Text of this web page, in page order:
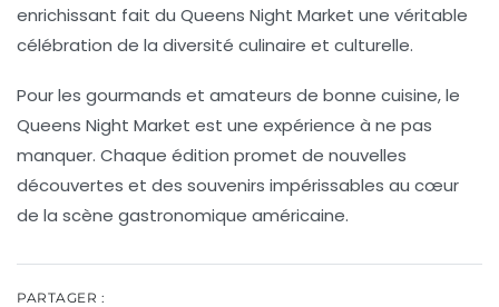
enrichissant fait du Queens Night Market une véritable
célébration de la diversité culinaire et culturelle.
Pour les gourmands et amateurs de bonne cuisine, le
Queens Night Market est une expérience à ne pas
manquer. Chaque édition promet de nouvelles
découvertes et des souvenirs impérissables au cœur
de la scène gastronomique américaine.
PARTAGER :